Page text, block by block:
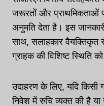
जरूरतों और प्राथमिकताओं
अनुमति देता है। इस
साथ, सलाहकार वैयक्तिकृत
ग्राहक की विशिष्ट स्थिति
उदाहरण के लिए, यदि किसी
निवेश में रुचि व्यक्त की है